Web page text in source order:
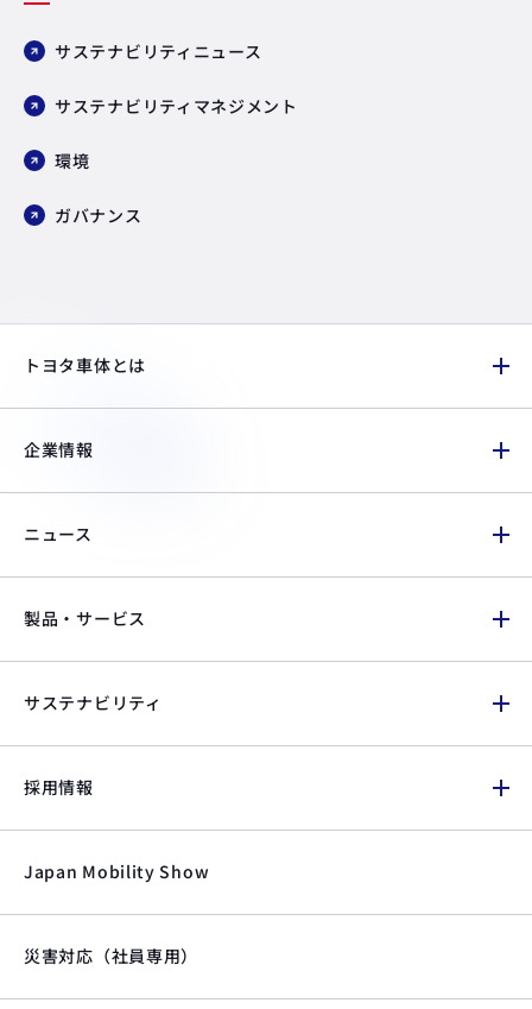
サステナビリティニュース
サステナビリティマネジメント
環境
ガバナンス
トヨタ車体とは
企業情報
ニュース
製品・サービス
サステナビリティ
採用情報
Japan Mobility Show
災害対応（社員専用）